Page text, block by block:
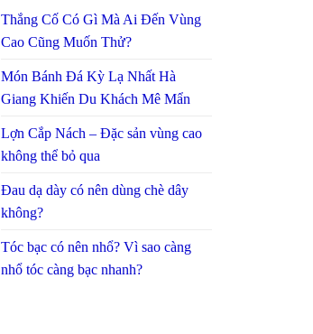
Thắng Cố Có Gì Mà Ai Đến Vùng
Cao Cũng Muốn Thử?
Món Bánh Đá Kỳ Lạ Nhất Hà
Giang Khiến Du Khách Mê Mẩn
Lợn Cắp Nách – Đặc sản vùng cao
không thể bỏ qua
Đau dạ dày có nên dùng chè dây
không?
Tóc bạc có nên nhổ? Vì sao càng
nhổ tóc càng bạc nhanh?